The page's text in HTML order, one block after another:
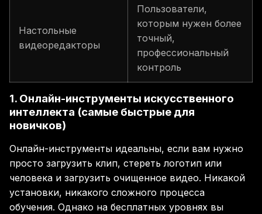
Настольные
видеоредакторы
Пользователи,
которым нужен более
точный,
профессиональный
контроль
1. Онлайн-инструменты искусственного
интеллекта (самые быстрые для
новичков)
Онлайн-инструменты идеальны, если вам нужно
просто загрузить клип, стереть логотип или
человека и загрузить очищенное видео. Никакой
установки, никакого сложного процесса
обучения. Однако на бесплатных уровнях вы